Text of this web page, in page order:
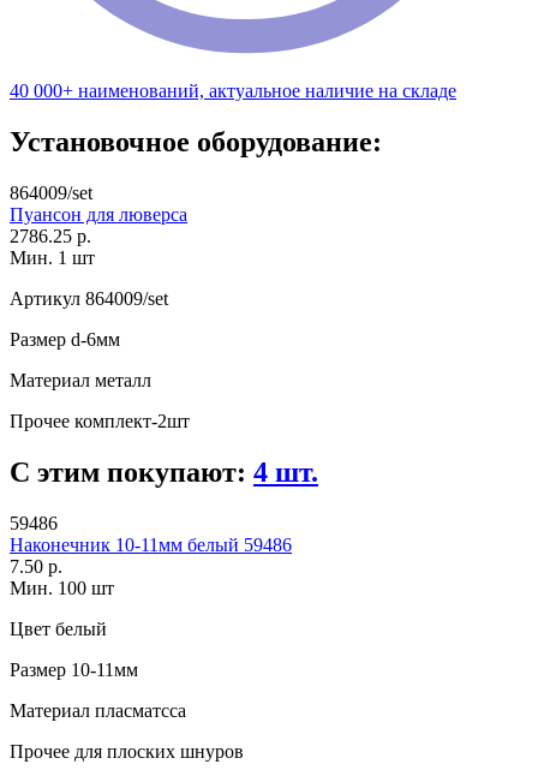
40 000+ наименований, актуальное наличие на складе
Установочное оборудование:
864009/set
Пуансон для люверса
2786.25 р.
Мин. 1 шт
Артикул 864009/set
Размер d-6мм
Материал металл
Прочее комплект-2шт
С этим покупают: 4 шт.
59486
Наконечник 10-11мм белый 59486
7.50 р.
Мин. 100 шт
Цвет белый
Размер 10-11мм
Материал пласматсса
Прочее для плоских шнуров